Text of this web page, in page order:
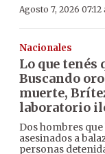
Agosto 7, 2026 07:12
Nacionales
Lo que tenés
Buscando
muerte,
laboratorio
Dos hombres
asesinados a
personas